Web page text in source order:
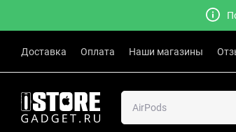
Доставка Оплата Наши магазины